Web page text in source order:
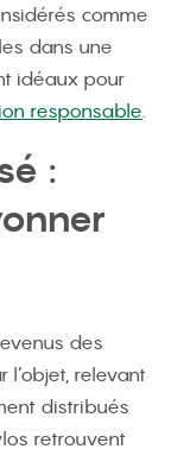
comme
dans une
idéaux pour
responsable
:
des
relevant
distribués
retrouvent